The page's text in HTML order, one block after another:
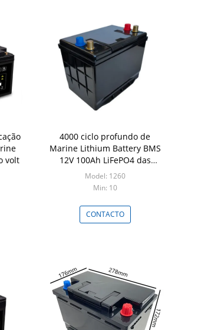
volt
4000 ciclo profundo de
Marine Lithium Battery BMS
12V 100Ah LiFePO4 das
épocas
Model: 1260
Min: 10
CONTACTO